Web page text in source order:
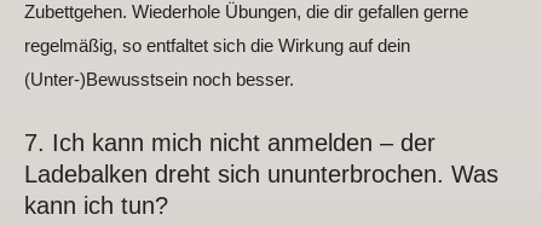
Zubettgehen. Wiederhole Übungen, die dir gefallen gerne
regelmäßig, so entfaltet sich die Wirkung auf dein
(Unter-)Bewusstsein noch besser.
7. Ich kann mich nicht anmelden – der
Ladebalken dreht sich ununterbrochen. Was
kann ich tun?